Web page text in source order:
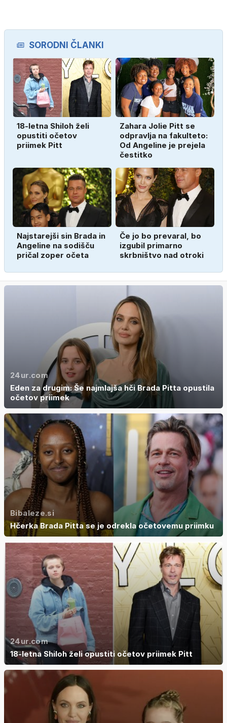
SORODNI ČLANKI
18-letna Shiloh želi
opustiti očetov
priimek Pitt
Zahara Jolie Pitt se
odpravlja na fakulteto:
Od Angeline je prejela
čestitko
Najstarejši sin Brada in
Angeline na sodišču
pričal zoper očeta
Če jo bo prevaral, bo
izgubil primarno
skrbništvo nad otroki
24ur.com
Eden za drugim: Še najmlajša hči Brada Pitta opustila
očetov priimek
Bibaleze.si
Hčerka Brada Pitta se je odrekla očetovemu priimku
24ur.com
18-letna Shiloh želi opustiti očetov priimek Pitt